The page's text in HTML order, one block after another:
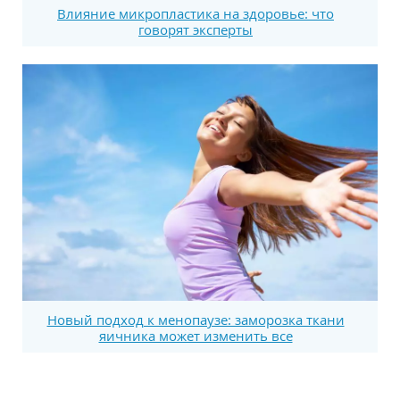
Влияние микропластика на здоровье: что
говорят эксперты
Новый подход к менопаузе: заморозка ткани
яичника может изменить все